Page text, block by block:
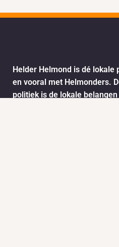
Helder Helmond is dé lokale
en vooral met Helmonders.
politiek is de lokale